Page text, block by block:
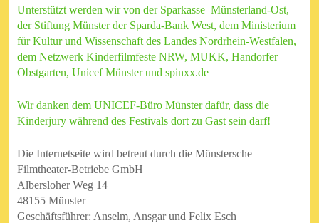
Unterstützt werden wir von der Sparkasse Münsterland-Ost,
der Stiftung Münster der Sparda-Bank West, dem Ministerium
für Kultur und Wissenschaft des Landes Nordrhein-Westfalen,
dem Netzwerk Kinderfilmfeste NRW, MUKK, Handorfer
Obstgarten, Unicef Münster und spinxx.de
Wir danken dem UNICEF-Büro Münster dafür, dass die
Kinderjury während des Festivals dort zu Gast sein darf!
Die Internetseite wird betreut durch die Münstersche
Filmtheater-Betriebe GmbH
Albersloher Weg 14
48155 Münster
Geschäftsführer: Anselm, Ansgar und Felix Esch